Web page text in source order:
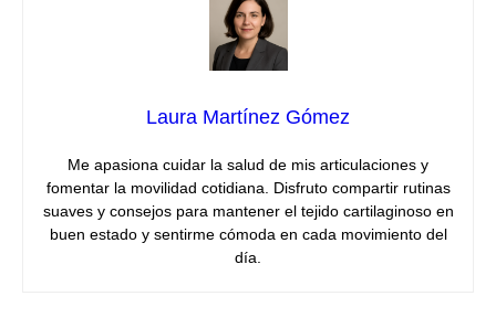
Laura Martínez Gómez
Me apasiona cuidar la salud de mis articulaciones y
fomentar la movilidad cotidiana. Disfruto compartir rutinas
suaves y consejos para mantener el tejido cartilaginoso en
buen estado y sentirme cómoda en cada movimiento del
día.